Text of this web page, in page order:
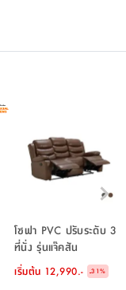
โซฟา PVC ปรับระดับ 3
ที่นั่ง รุ่นแจ๊คสัน
เริ่มต้น 12,990.- -31%